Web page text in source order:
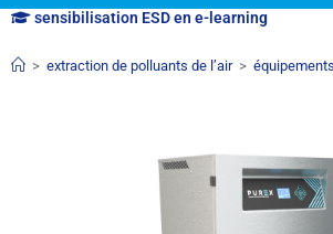
sensibilisation ESD en e-learning
> extraction de polluants de l’air >